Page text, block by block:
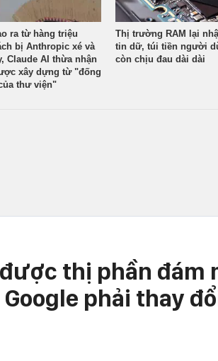
ra từ hàng triệu
bị Anthropic xé và
Claude AI thừa nhận
xây dựng từ "đống
thư viện"
Thị trường RAM lại
tin dữ, túi tiền người
còn chịu đau dài dài
thị phần đám
phải thay